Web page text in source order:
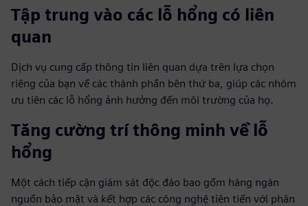
Tập trung vào các lỗ hổng có liên
quan
Dịch vụ cung cấp thông tin liên quan dựa trên lựa chọn
riêng của bạn về các thành phần bên thứ ba, giúp các nhóm
ưu tiên các lỗ hổng ảnh hưởng đến môi trường của họ.
Tăng cường trí thông minh về lỗ
hổng
Một cách tiếp cận giám sát độc đáo bao gồm hàng ngàn
nguồn bảo mật và kết hợp các công nghệ tiên tiến với phân